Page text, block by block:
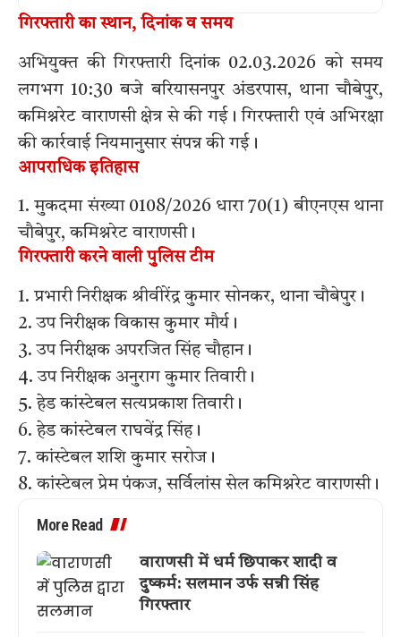
गिरफ्तारी का स्थान, दिनांक व समय
अभियुक्त की गिरफ्तारी दिनांक 02.03.2026 को समय
लगभग 10:30 बजे बरियासनपुर अंडरपास, थाना चौबेपुर,
कमिश्नरेट वाराणसी क्षेत्र से की गई। गिरफ्तारी एवं अभिरक्षा
की कार्रवाई नियमानुसार संपन्न की गई।
आपराधिक इतिहास
1. मुकदमा संख्या 0108/2026 धारा 70(1) बीएनएस थाना
चौबेपुर, कमिश्नरेट वाराणसी।
गिरफ्तारी करने वाली पुलिस टीम
1. प्रभारी निरीक्षक श्रीवीरेंद्र कुमार सोनकर, थाना चौबेपुर।
2. उप निरीक्षक विकास कुमार मौर्य।
3. उप निरीक्षक अपरजित सिंह चौहान।
4. उप निरीक्षक अनुराग कुमार तिवारी।
5. हेड कांस्टेबल सत्यप्रकाश तिवारी।
6. हेड कांस्टेबल राघवेंद्र सिंह।
7. कांस्टेबल शशि कुमार सरोज।
8. कांस्टेबल प्रेम पंकज, सर्विलांस सेल कमिश्नरेट वाराणसी।
More Read
वाराणसी में धर्म छिपाकर शादी व
दुष्कर्म: सलमान उर्फ सन्नी सिंह
गिरफ्तार